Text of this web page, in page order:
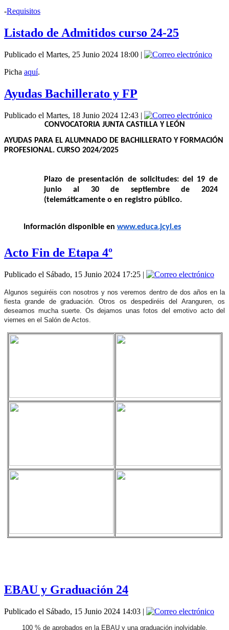
-Requisitos
Listado de Admitidos curso 24-25
Publicado el Martes, 25 Junio 2024 18:00 |
Picha aquí.
Ayudas Bachillerato y FP
Publicado el Martes, 18 Junio 2024 12:43 |
CONVOCATORIA JUNTA CASTILLA Y LEÓN
AYUDAS PARA EL ALUMNADO DE BACHILLERATO Y FORMACIÓN
PROFESIONAL. CURSO 2024/2025
Plazo de presentación de solicitudes: del 19 de
junio al 30 de septiembre de 2024
(telemáticamente o en registro público.
Información disponible en www.educa.jcyl.es
Acto Fin de Etapa 4º
Publicado el Sábado, 15 Junio 2024 17:25 |
Algunos seguiréis con nosotros y nos veremos dentro de dos años en la
fiesta grande de graduación. Otros os despediréis del Aranguren, os
deseamos mucha suerte. Os dejamos unas fotos del emotivo acto del
viernes en el Salón de Actos.
EBAU y Graduación 24
Publicado el Sábado, 15 Junio 2024 14:03 |
100 % de aprobados en la EBAU y una graduación inolvidable.